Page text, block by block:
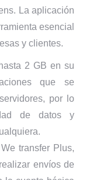
La aplicación
esencial
y clientes.
2 GB en su
que se
por lo
de datos y
transfer Plus,
envíos de